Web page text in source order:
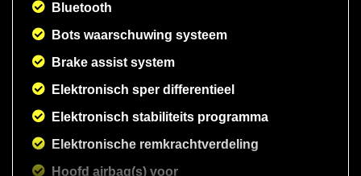
Bluetooth
Bots waarschuwing systeem
Brake assist system
Elektronisch sper differentieel
Elektronisch stabiliteits programma
Elektronische remkrachtverdeling
Hoofd airbag(s) voor